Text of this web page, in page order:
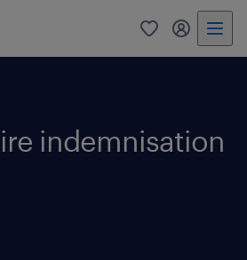
0 mon
indemnisation